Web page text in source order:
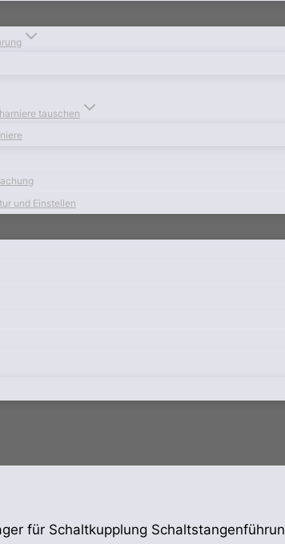
tauschen
und Einstellen
für Schaltkupplung